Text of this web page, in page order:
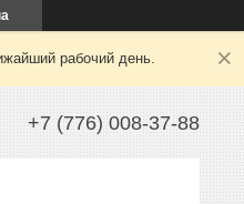
рабочий день.
+7 (776) 008-37-88